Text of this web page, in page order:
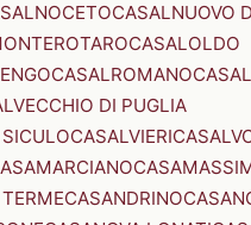
CASALNUOVO
CASALOLDO
CASALROMANO
DI PUGLIA
CASALVIERI
CASANDRINO